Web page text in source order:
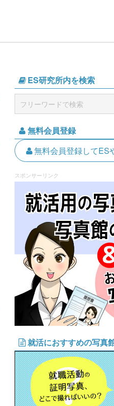
ES研究所内を検索
無料会員登録
無料会員登録してES
スポンサーリンク
就活におすすめの写真